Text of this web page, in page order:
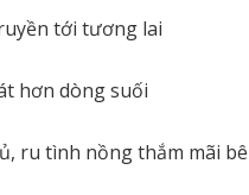
tới tương lai
hơn dòng suối
ru tình nồng thắm mãi